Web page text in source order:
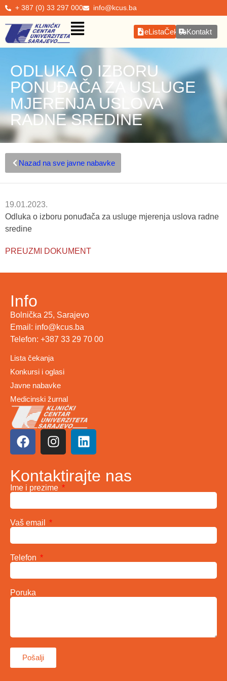
+ 387 (0) 33 297 000 info@kcus.ba
eListaČekanjaKontakt
ODLUKA O IZBORU
PONUĐAČA ZA USLUGE
MJERENJA USLOVA
RADNE SREDINE
Nazad na sve javne nabavke
19.01.2023.
Odluka o izboru ponuđača za usluge mjerenja uslova radne
sredine
PREUZMI DOKUMENT
Info
Bolnička 25, Sarajevo
Email: info@kcus.ba
Telefon: +387 33 29 70 00
Lista čekanja
Konkursi i oglasi
Javne nabavke
Medicinski žurnal
Kontaktirajte nas
Ime i prezime
Vaš email
Telefon
Poruka
Pošalji